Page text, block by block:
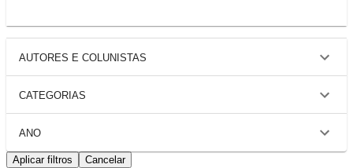
AUTORES E COLUNISTAS
CATEGORIAS
ANO
Aplicar filtros Cancelar